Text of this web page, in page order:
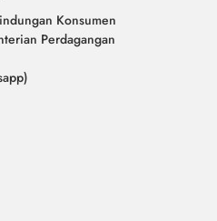
Konsumen
Perdagangan